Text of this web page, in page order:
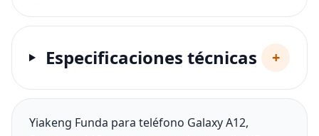
Especificaciones técnicas +
Yiakeng Funda para teléfono Galaxy A12,